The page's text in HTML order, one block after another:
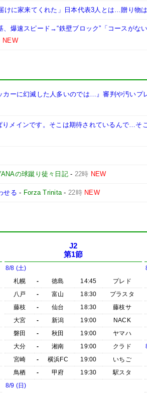
けに家来てくれた」日本代表3人とは…贈り物
、爆速スピード→“鉄壁ブロック”「コースがな
NEW
カーに幻滅した人多いのでは…』審判や汚いプ
メインです。そこは期待されているんで…そ
の球蹴り徒々日記- 22時 NEW
せる - Forza Trinita- 22時 NEW
J2
第1節
8/8 (土)
札幌
- 徳島 14:45
プレド
八戸
- 富山 18:30
プラスタ
藤枝
- 仙台 18:30
藤枝サ
大宮
- 新潟 19:00
NACK
磐田
- 秋田 19:00
ヤマハ
大分
- 湘南 19:00
クラド
宮崎
- 横浜FC 19:00
いちご
鳥栖
- 甲府 19:30
駅スタ
8/9 (日)